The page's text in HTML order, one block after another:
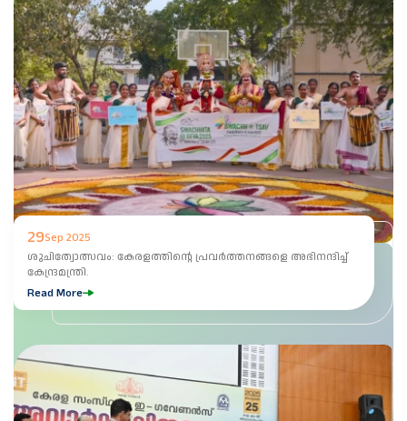
29Sep 2025
ശുചിത്വോത്സവം: കേരളത്തിന്റെ പ്രവർത്തനങ്ങളെ അഭിനന്ദിച്ച്
കേന്ദ്രമന്ത്രി.
Read More